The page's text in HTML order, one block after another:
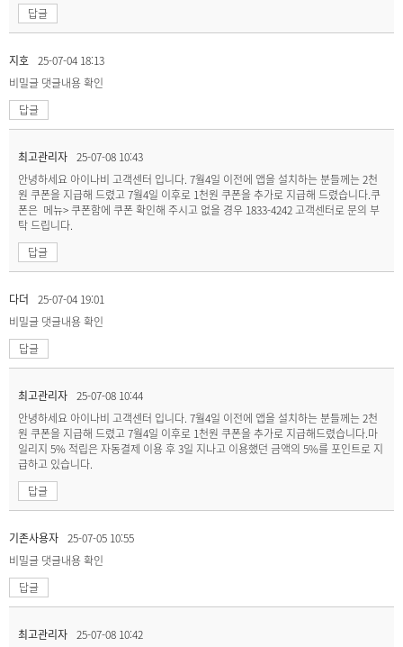
답글
지호 25-07-04 18:13
비밀글 댓글내용 확인
답글
최고관리자 25-07-08 10:43
안녕하세요 아이나비 고객센터 입니다. 7월4일 이전에 앱을 설치하는 분들께는 2천
원 쿠폰을 지급해 드렸고 7월4일 이후로 1천원 쿠폰을 추가로 지급해 드렸습니다.쿠
폰은 메뉴> 쿠폰함에 쿠폰 확인해 주시고 없을 경우 1833-4242 고객센터로 문의 부
탁 드립니다.
답글
다더
25-07-04 19:01
비밀글 댓글내용 확인
답글
최고관리자 25-07-08 10:44
안녕하세요 아이나비 고객센터 입니다. 7월4일 이전에 앱을 설치하는 분들께는 2천
원 쿠폰을 지급해 드렸고 7월4일 이후로 1천원 쿠폰을 추가로 지급해드렸습니다.마
일리지 5% 적립은 자동결제 이용 후 3일 지나고 이용했던 금액의 5%를 포인트로 지
급하고 있습니다.
답글
기존사용자 25-07-05 10:55
비밀글 댓글내용 확인
답글
최고관리자 25-07-08 10:42